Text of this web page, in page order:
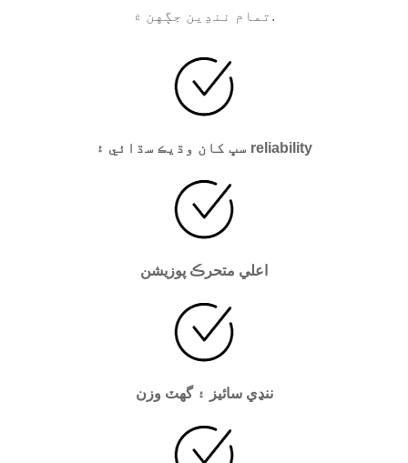
تمام ننڍين جڳهن ۾.
سڀ کان وڌيڪ سڌائي ۽ reliability
اعلي متحرڪ پوزيشن
ننڍي سائيز ۽ گھٽ وزن